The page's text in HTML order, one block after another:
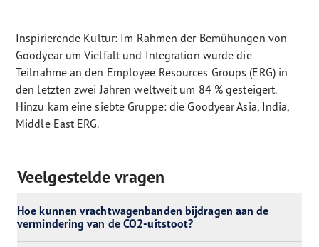
Inspirierende Kultur: Im Rahmen der Bemühungen von
Goodyear um Vielfalt und Integration wurde die
Teilnahme an den Employee Resources Groups (ERG) in
den letzten zwei Jahren weltweit um 84 % gesteigert.
Hinzu kam eine siebte Gruppe: die Goodyear Asia, India,
Middle East ERG.
Veelgestelde vragen
Hoe kunnen vrachtwagenbanden bijdragen aan de
vermindering van de CO2-uitstoot?